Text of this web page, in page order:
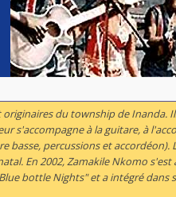
originaires du township de
s'accompagne à la guitare, à
basse, percussions et
En 2002, Zamakile Nkomo s'est
bottle Nights" et a intégré